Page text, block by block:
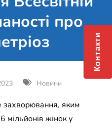
про
Новини
захворювання, яким
мільйонів жінок у
Контакти